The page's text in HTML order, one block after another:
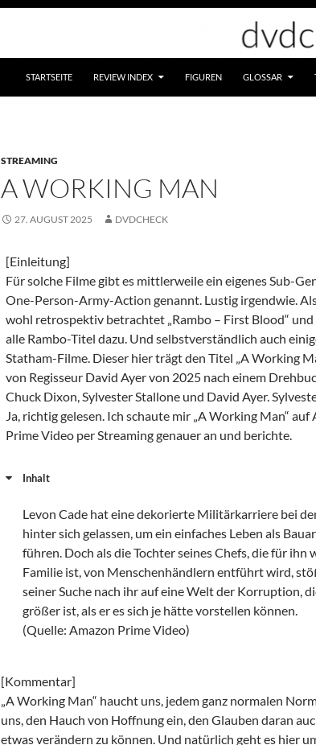
STARTSEITE REVIEW INDEX FIGUREN GLOSSAR
STREAMING
A WORKING MAN
27. AUGUST 2025 DVDCHECK
[Einleitung]
Für solche Filme gibt es mittlerweile ein eigenes Sub-
One-Person-Army-Action genannt. Lustig irgendwie.
wohl retrospektiv betrachtet „Rambo – First Blood“
alle Rambo-Titel dazu. Und selbstverständlich auch
Statham-Filme. Dieser hier trägt den Titel „A Working
von Regisseur David Ayer von 2025 nach einem
Chuck Dixon, Sylvester Stallone und David Ayer.
Ja, richtig gelesen. Ich schaute mir „A Working Man“ auf
Prime Video per Streaming genauer an und berichte.
Inhalt
Levon Cade hat eine dekorierte Militärkarriere bei
hinter sich gelassen, um ein einfaches Leben als
führen. Doch als die Tochter seines Chefs, die für ihn
Familie ist, von Menschenhändlern entführt wird,
seiner Suche nach ihr auf eine Welt der Korruption,
größer ist, als er es sich je hätte vorstellen können.
(Quelle: Amazon Prime Video)
[Kommentar]
„A Working Man“ haucht uns, jedem ganz normalen
uns, den Hauch von Hoffnung ein, den Glauben daran
etwas verändern zu können. Und natürlich geht es hier